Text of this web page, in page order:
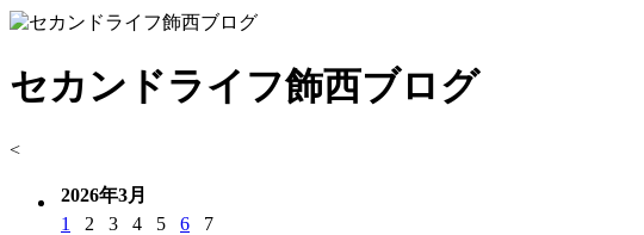
セカンドライフ飾西ブログ
<
2026年3月
1
2 3 4 5 6
7